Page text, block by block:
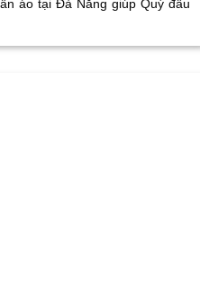
áo tại Đà Nẵng giúp Quý đầu